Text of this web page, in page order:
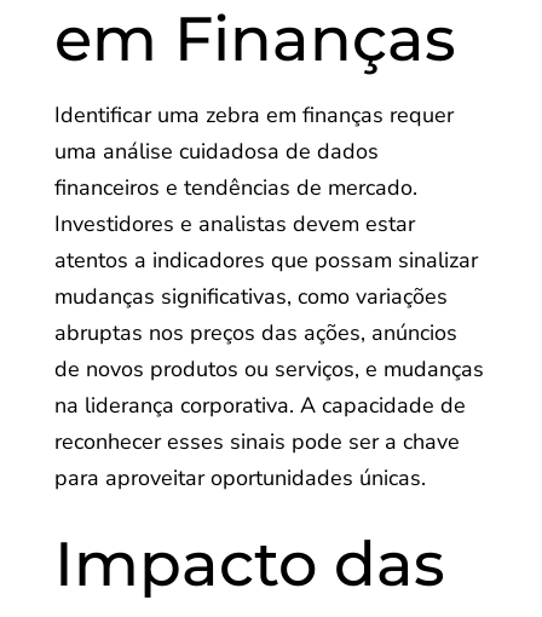
em Finanças
Identificar uma zebra em finanças requer
uma análise cuidadosa de dados
financeiros e tendências de mercado.
Investidores e analistas devem estar
atentos a indicadores que possam sinalizar
mudanças significativas, como variações
abruptas nos preços das ações, anúncios
de novos produtos ou serviços, e mudanças
na liderança corporativa. A capacidade de
reconhecer esses sinais pode ser a chave
para aproveitar oportunidades únicas.
Impacto das